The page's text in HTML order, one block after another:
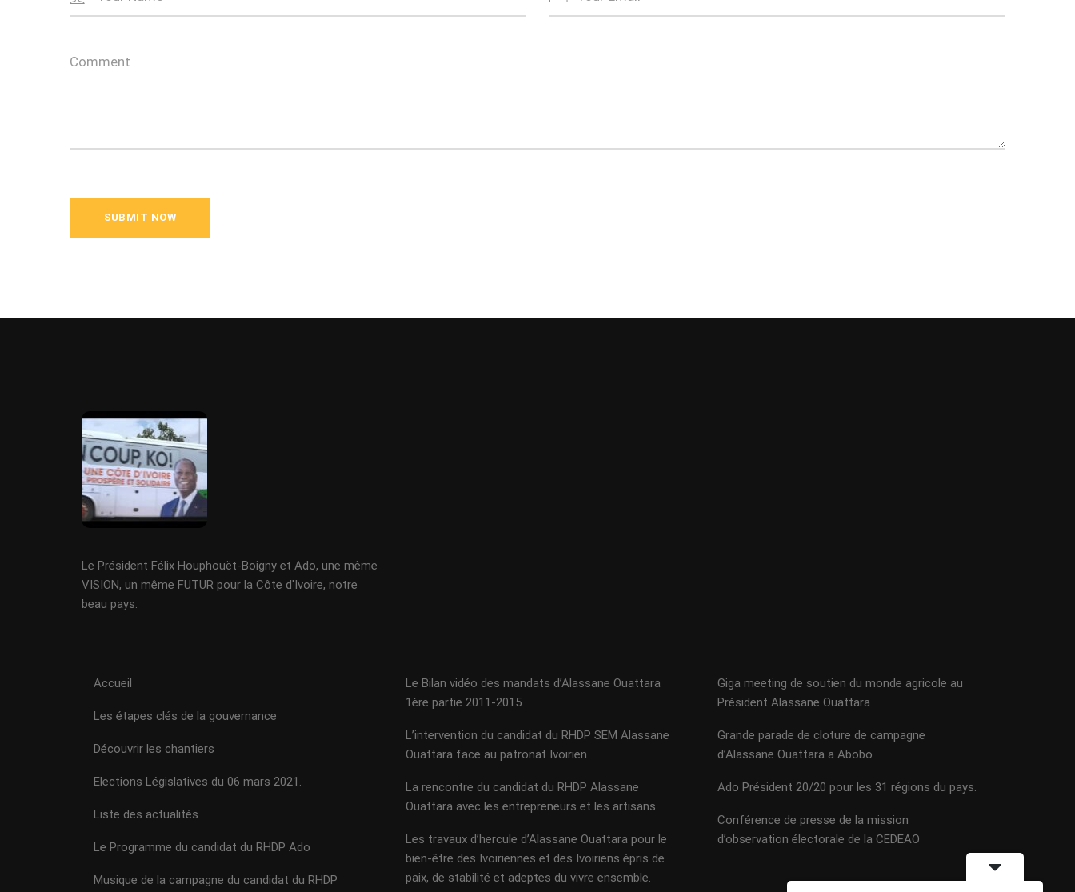
Le Président Félix Houphouët-Boigny et Ado, une même
VISION, un même FUTUR pour la Côte d'Ivoire, notre
beau pays.
Accueil
Les étapes clés de la gouvernance
Découvrir les chantiers
Elections Législatives du 06 mars 2021.
Liste des actualités
Le Programme du candidat du RHDP Ado
Musique de la campagne du candidat du RHDP
Le Bilan vidéo des mandats d’Alassane Ouattara
1ère partie 2011-2015
L’intervention du candidat du RHDP SEM Alassane
Ouattara face au patronat Ivoirien
La rencontre du candidat du RHDP Alassane
Ouattara avec les entrepreneurs et les artisans.
Les travaux d’hercule d’Alassane Ouattara pour le
bien-être des Ivoiriennes et des Ivoiriens épris de
paix, de stabilité et adeptes du vivre ensemble.
Giga meeting de soutien du monde agricole au
Président Alassane Ouattara
Grande parade de cloture de campagne
d’Alassane Ouattara a Abobo
Ado Président 20/20 pour les 31 régions du pays.
Conférence de presse de la mission
d’observation électorale de la CEDEAO